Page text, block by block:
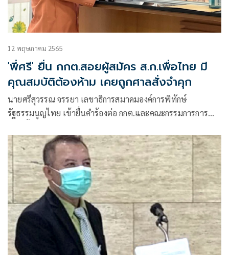
12 พฤษภาคม 2565
'พี่ศรี' ยื่น กกต.สอยผู้สมัคร ส.ก.เพื่อไทย มี
คุณสมบัติต้องห้าม เคยถูกศาลสั่งจำคุก
นายศรีสุวรรณ จรรยา เลขาธิการสมาคมองค์การพิทักษ์
รัฐธรรมนูญไทย เข้ายื่นคำร้องต่อ กกต.และคณะกรรมการการ
คุณสมบัติของผู้สมัครสมาชิกสภากรุงเทพมหานคร (ส.ก.) พรรค
เพื่อไทย